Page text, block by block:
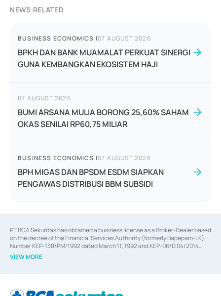
NEWS RELATED
BUSINESS ECONOMICS |07 AUGUST 2026
BPKH DAN BANK MUAMALAT PERKUAT SINERGI
GUNA KEMBANGKAN EKOSISTEM HAJI
07 AUGUST 2026
BUMI ARSANA MULIA BORONG 25,60% SAHAM
OKAS SENILAI RP60,75 MILIAR
BUSINESS ECONOMICS |07 AUGUST 2026
BPH MIGAS DAN BPSDM ESDM SIAPKAN
PENGAWAS DISTRIBUSI BBM SUBSIDI
PT BCA Sekuritas has obtained a business license as a Broker-Dealer based
on the decree of the Financial Services Authority (formerly Bapepam-LK)
Number KEP-138/PM/1992 dated March 11, 1992 and KEP-06/D.04/2014
dated February 28, 2014, a business license as an Underwriter based on the
decree of the Financial Services Authority Number KEP-12/PM/PEE/1997
Financial Services Authority Number S-67/PM.21/2014 dated February 28,
VIEW MORE